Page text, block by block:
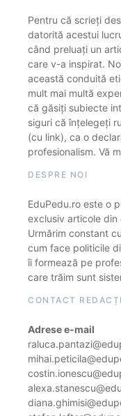
Pentru că scrieți
datorită acestui
când preluați un
care v-a inspirat.
această conduită
mult mai multă
că găsiți subiecte
siguri că înțelegeți
(cu link), ca o
profesionalism. Vă
DESPRE NOI
EduPedu.ro este o
exclusiv articole din
Urmărim constant
cum face politicile
îi formează pe
care trăim sunt
CONTACT
Adrese e-mail